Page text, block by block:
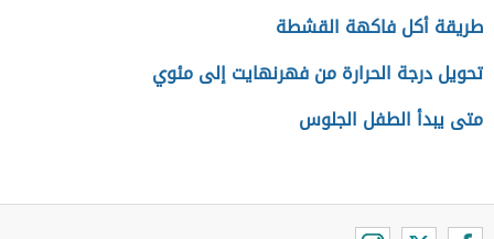
طريقة أكل فاكهة القشطة
تحويل درجة الحرارة من فهرنهايت إلى مئوي
متى يبدأ الطفل الجلوس